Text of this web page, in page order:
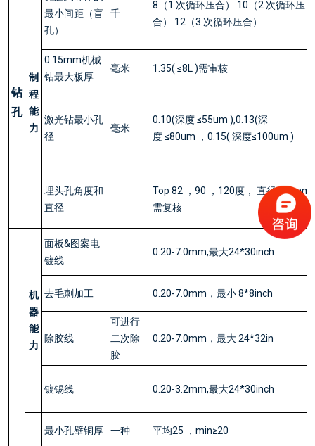
钻
孔
制
程
能
力
最小间距（盲
孔）
千
8（1 次循环压合） 10（2 次循环压
合） 12（3 次循环压合）
0.15mm机械
钻最大板厚
毫米 1.35( ≤8L )需审核
激光钻最小孔
径
毫米
0.10(深度 ≤55um ),0.13(深
度 ≤80um ，0.15( 深度≤100um )
埋头孔角度和
直径
Top 82 ，90 ，120度， 直径≤10mm
需复核
机
器
能
力
面板&图案电
镀线
0.20-7.0mm,最大24*30inch
去毛刺加工 0.20-7.0mm，最小 8*8inch
除胶线
可进行
二次除
胶
0.20-7.0mm，最大 24*32in
镀锡线 0.20-3.2mm,最大24*30inch
最小孔壁铜厚 一种 平均25 ，min≥20